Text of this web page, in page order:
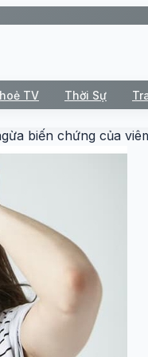
TV Thời Sự
biến chứng của